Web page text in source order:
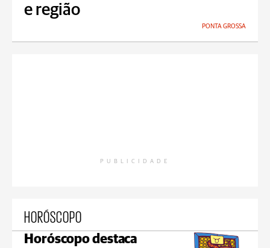
e região
PONTA GROSSA
PUBLICIDADE
HORÓSCOPO
Horóscopo destaca